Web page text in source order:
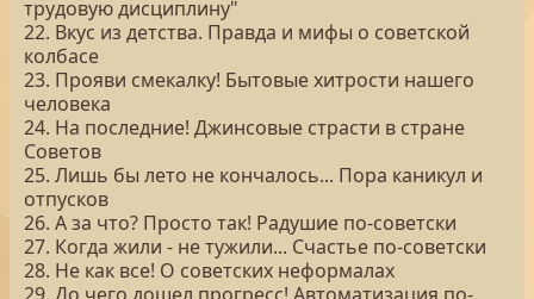
трудовую дисциплину"
22. Вкус из детства. Правда и мифы о советской
колбасе
23. Прояви смекалку! Бытовые хитрости нашего
человека
24. На последние! Джинсовые страсти в стране
Советов
25. Лишь бы лето не кончалось... Пора каникул и
отпусков
26. А за что? Просто так! Радушие по-советски
27. Когда жили - не тужили... Счастье по-советски
28. Не как все! О советских неформалах